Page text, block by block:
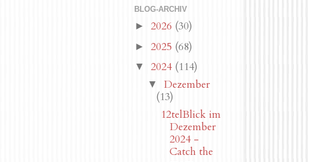
BLOG-ARCHIV
► 2026 (30)
► 2025 (68)
▼ 2024 (114)
▼ Dezember
(13)
12telBlick im
Dezember
2024 -
Catch the